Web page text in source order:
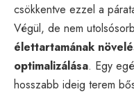
csökkentve ezzel a
Végül, de nem
élettartamának
optimalizálása. Egy
hosszabb ideig terem